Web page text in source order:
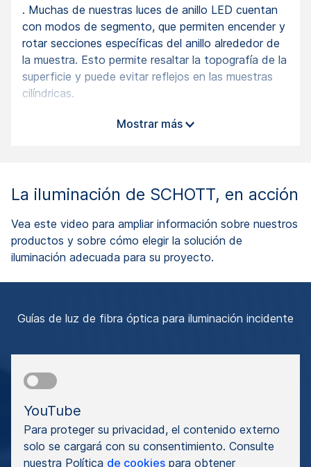
. Muchas de nuestras luces de anillo LED cuentan
con modos de segmento, que permiten encender y
rotar secciones específicas del anillo alrededor de
la muestra. Esto permite resaltar la topografía de la
superficie y puede evitar reflejos en las muestras
cilíndricas.
CAMPOS DE APLICACIÓN TÍPICOS
cosido de imágenes.
Modo de segmento
Adecuado para superficies de estructura fina,
como monedas, o muestras cilíndricas
Sin modo de segmento
Luces de anillo KL
Luz de anillo EasyLED Plus ,Luces de anillo
VisiLED
Mostrar más
La iluminación de SCHOTT, en acción
Vea este video para ampliar información sobre nuestros
productos y sobre cómo elegir la solución de
iluminación adecuada para su proyecto.
Guías de luz de fibra óptica para iluminación incidente
YouTube
Para proteger su privacidad, el contenido externo
solo se cargará con su consentimiento. Consulte
nuestra Política de cookies para obtener